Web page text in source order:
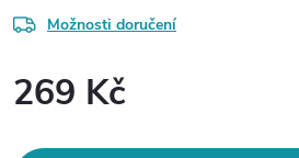
Možnosti doručení
269 Kč